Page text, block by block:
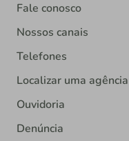
Fale conosco
Nossos canais
Telefones
Localizar uma agência
Ouvidoria
Denúncia